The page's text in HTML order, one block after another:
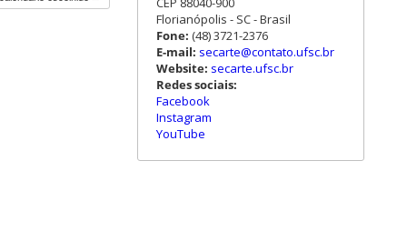
Florianópolis - SC - Brasil
Fone: (48) 3721-2376
E-mail: secarte@contato.ufsc.br
Website: secarte.ufsc.br
Redes sociais:
Facebook
Instagram
YouTube